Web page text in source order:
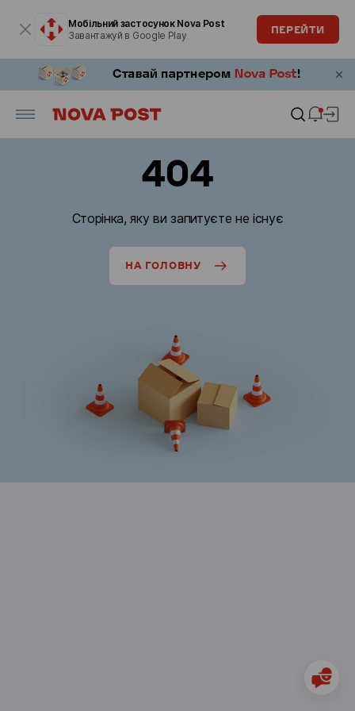
Мобільний застосунок Nova Post
Завантажуй в Google Play
ПЕРЕЙТИ
404
Сторінка, яку ви запитуєте не існує
НА ГОЛОВНУ